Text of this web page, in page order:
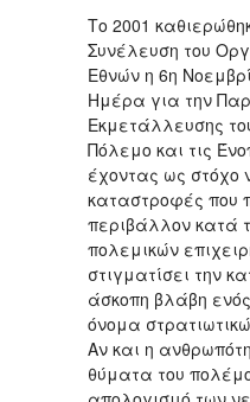
Το 2001
Συνέλευση του
Εθνών η 6η
Ημέρα για την
Εκμετάλλευσης
Πόλεμο και τις
έχοντας ως στόχο
καταστροφές που
περιβάλλον κατά
πολεμικών
στιγματίσει την
άσκοπη βλάβη
όνομα
Αν και η
θύματα του